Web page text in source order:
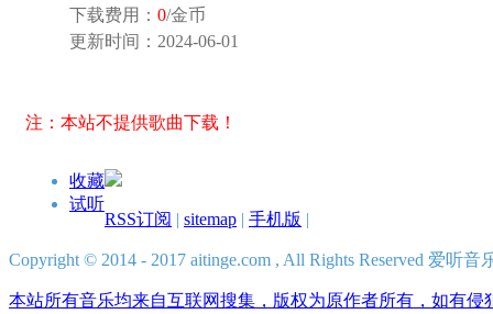
下载费用： 0/金币
更新时间： 2024-06-01
注：本站不提供歌曲下载！
收藏
试听
RSS订阅 | sitemap | 手机版 |
Copyright © 2014 - 2017 aitinge.com , All Rights Reserved 爱听音
本站所有音乐均来自互联网搜集，版权为原作者所有，如有侵